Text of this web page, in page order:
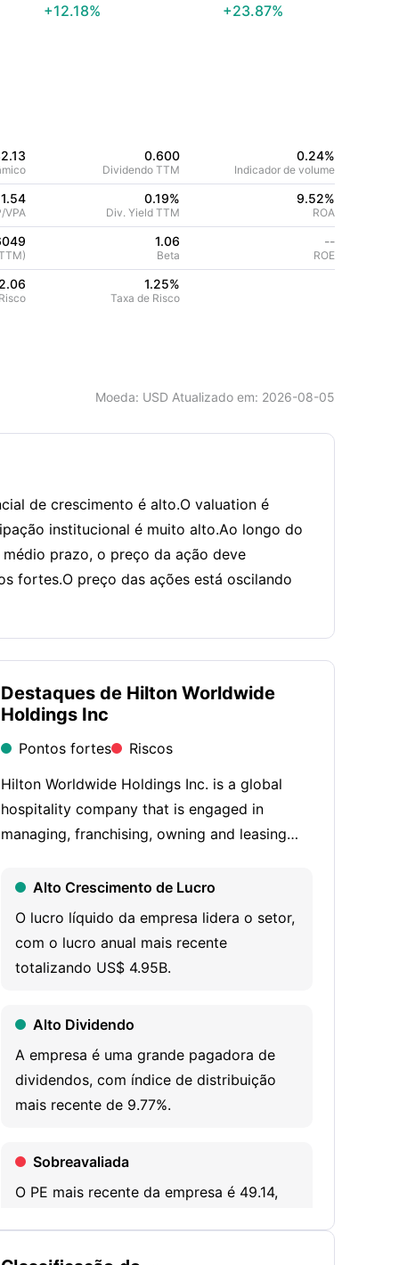
+12.18%
+23.87%
0.600
Dividendo TTM
0.24%
Indicador de volume
VPA
0.19%
Div. Yield TTM
9.52%
ROA
1.06
Beta
--
ROE
1.25%
Taxa de Risco
Moeda: USD Atualizado em: 2026-08-05
de crescimento é alto.O valuation é
institucional é muito alto.Ao longo do
prazo, o preço da ação deve
fortes.O preço das ações está oscilando
Destaques de Hilton Worldwide
Holdings Inc
Pontos fortes
Riscos
Hilton Worldwide Holdings Inc. is a global
hospitality company that is engaged in
managing, franchising, owning and leasing
intellectual property, including brand names,
trademarks and service marks. It has a
portfolio of over 24 brands comprising more
than 8,400 properties and more than 1.25
franchise and ownership. The management
and franchise segment includes all the hotels
it manages for third-party owners, as well as
all franchised hotels that license its
booking channels and related programs, and
where it provides other contracted services
segment includes nightly hotel room sales,
food and beverage sales and other services
Alto Crescimento de Lucro
O lucro líquido da empresa lidera o setor,
com o lucro anual mais recente
totalizando US$ 4.95B.
Alto Dividendo
A empresa é uma grande pagadora de
dividendos, com índice de distribuição
mais recente de 9.77%.
Sobreavaliada
O PE mais recente da empresa é 49.14,